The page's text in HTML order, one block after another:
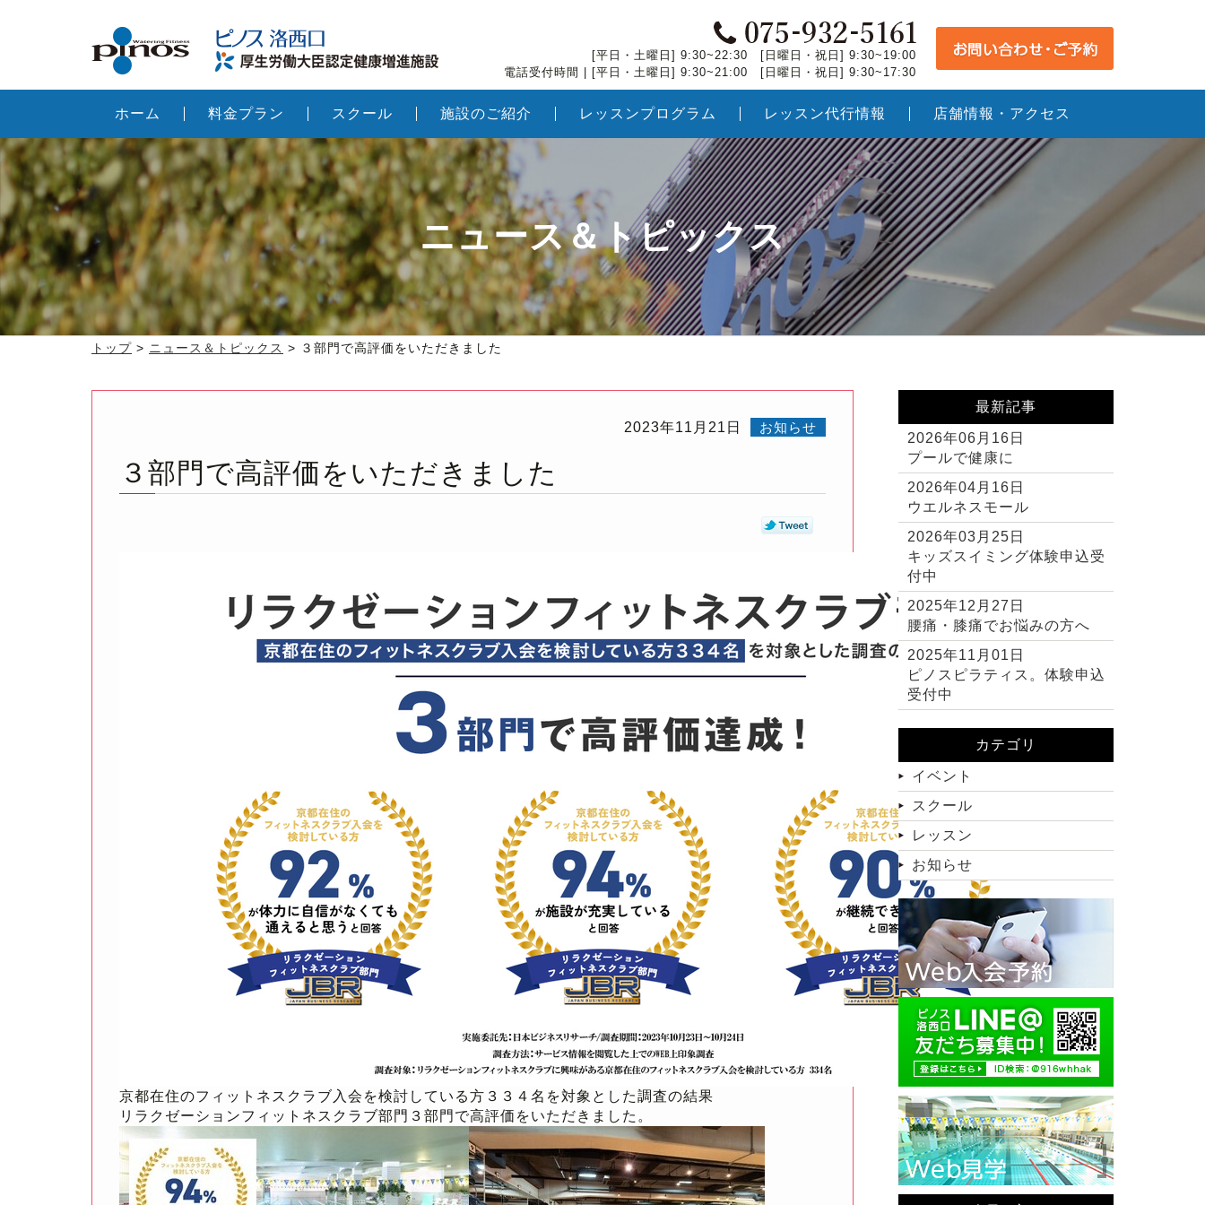
[平日・土曜日] 9:30~22:30 [日曜日・祝日] 9:30~19:00
電話受付時間 | [平日・土曜日] 9:30~21:00 [日曜日・祝日] 9:30~17:30
ホーム 料金プラン スクール 施設のご紹介 レッスンプログラム レッスン代行情報 店舗情報・アクセス
トップ > ニュース＆トピックス > ３部門で高評価をいただきました
ニュース＆トピックス
お知らせ
2023年11月21日
３部門で高評価をいただきました
京都在住のフィットネスクラブ入会を検討している方３３４名を対象とした調査の結果
リラクゼーションフィットネスクラブ部門３部門で高評価をいただきました。
最新記事
2026年06月16日
プールで健康に
2026年04月16日
ウエルネスモール
2026年03月25日
キッズスイミング体験申込受
付中
2025年12月27日
腰痛・膝痛でお悩みの方へ
2025年11月01日
ピノスピラティス。体験申込
受付中
カテゴリ
イベント
スクール
レッスン
お知らせ